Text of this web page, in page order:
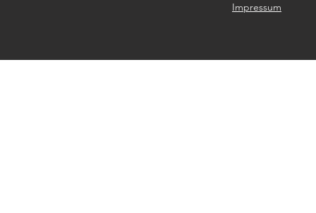
Impressum